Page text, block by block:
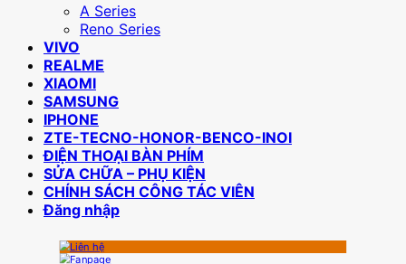
A Series
Reno Series
VIVO
REALME
XIAOMI
SAMSUNG
IPHONE
ZTE-TECNO-HONOR-BENCO-INOI
ĐIỆN THOẠI BÀN PHÍM
SỬA CHỮA – PHỤ KIỆN
CHÍNH SÁCH CÔNG TÁC VIÊN
Đăng nhập